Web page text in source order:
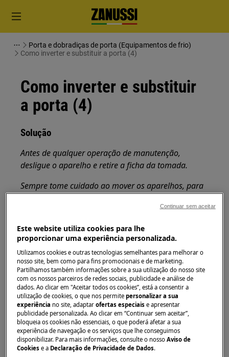
Porta e dobradiças de porta (Equipamentos de frio)
Como inverter e substituir a porta (4)
Como inverter e substituir
a porta (4)
Solução
Antes de qualquer operação de manutenção,
desligue o aparelho e retire a ficha da tomada.
Sempre tome cuidado ao mover os aparelhos, para
Sempre use luvas de segurança e calçados fechados.
Observe que o reparo automático ou não
profissional pode ter consequências de segurança se
não for feito corretamente
Reversibilidade da porta
AVISO!
Antes de realizar qualquer operação, remova o
plugue da tomada.
Este website utiliza cookies para lhe
proporcionar uma experiência personalizada.
Utilizamos cookies e outras tecnologias semelhantes para melhorar o
nosso site, bem como para fins promocionais e de marketing.
Partilhamos também informações sobre a sua utilização do nosso site
com os nossos parceiros de redes sociais, publicidade e análise de
dados. Ao clicar em "Aceitar todos os cookies”, está a consentir a
utilização de cookies, o que nos permitepersonalizar a sua
experiência no site, adaptarofertas especiaise apresentar
publicidade personalizada. Ao clicar em “Continuar sem aceitar”,
bloqueia os cookies não essenciais, o que poderá afetar a sua
experiência de navegação e os serviços que lhe conseguimos
disponibilizar. Para mais informações, consulte o nossoAviso de
Cookies e a Declaração de Privacidade de Dados.
Continuar sem aceitar